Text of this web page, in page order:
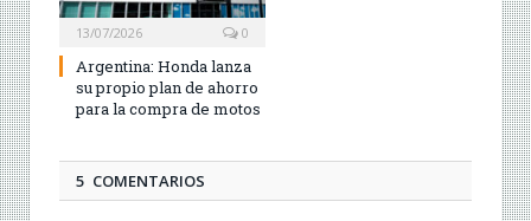
13/07/2026 0
Argentina: Honda lanza
su propio plan de ahorro
para la compra de motos
5 COMENTARIOS